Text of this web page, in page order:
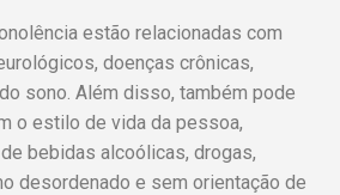
estão relacionadas com
doenças crônicas,
sono. Além disso, também pode
o estilo de vida da pessoa,
bebidas alcoólicas, drogas,
desordenado e sem orientação de